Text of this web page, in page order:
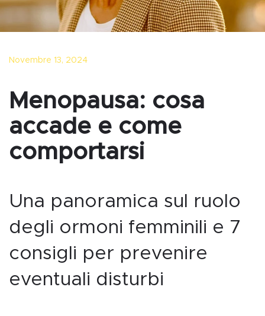
Novembre 13, 2024
Menopausa: cosa
accade e come
comportarsi
Una panoramica sul ruolo
degli ormoni femminili e 7
consigli per prevenire
eventuali disturbi